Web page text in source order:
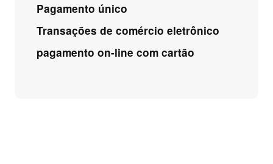
Pagamento único
Transações de comércio eletrônico
pagamento on-line com cartão